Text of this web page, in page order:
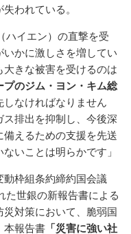
われている。
ハイエン）の直撃を受
かに激しさを増してい
きな被害を受けるのは
プのジム・ヨン・キム総
なければなりません
排出を抑制し、今後深
えるための支援を先送
いことは明らかです」
動枠組条約締約国会議
た世銀の新報告書による
対策において、脆弱国
本報告書 「災害に強い社